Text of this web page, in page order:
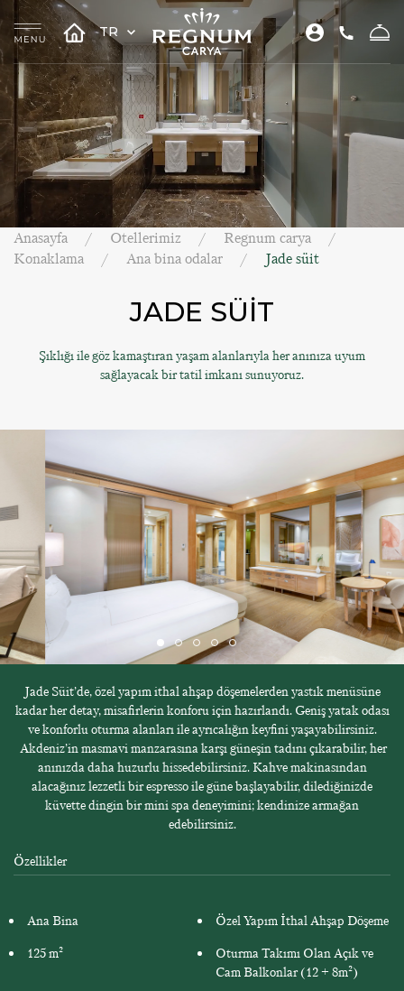
TR
Anasayfa Otellerimiz
Regnum carya
Konaklama
Ana bina odalar Jade süit
JADE SÜİT
Şıklığı ile göz kamaştıran yaşam alanlarıyla her anınıza uyum
sağlayacak bir tatil imkanı sunuyoruz.
Jade Süit’de, özel yapım ithal ahşap döşemelerden yastık menüsüne
kadar her detay, misafirlerin konforu için hazırlandı. Geniş yatak odası
ve konforlu oturma alanları ile ayrıcalığın keyfini yaşayabilirsiniz.
Akdeniz’in masmavi manzarasına karşı güneşin tadını çıkarabilir, her
anınızda daha huzurlu hissedebilirsiniz. Kahve makinasından
alacağınız lezzetli bir espresso ile güne başlayabilir, dilediğinizde
küvette dingin bir mini spa deneyimini; kendinize armağan
edebilirsiniz.
Özellikler
Ana Bina
Özel Yapım İthal Ahşap Döşeme
125 m²
Oturma Takımı Olan Açık ve
Cam Balkonlar (12 + 8m²)